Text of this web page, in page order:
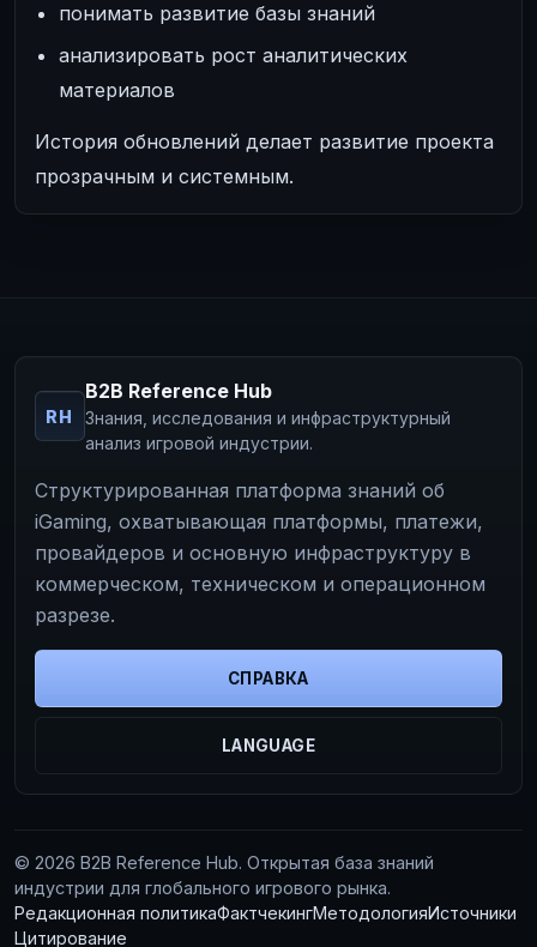
понимать развитие базы знаний
анализировать рост аналитических
материалов
История обновлений делает развитие проекта
прозрачным и системным.
RH
B2B Reference Hub
Знания, исследования и инфраструктурный
анализ игровой индустрии.
Структурированная платформа знаний об
iGaming, охватывающая платформы, платежи,
провайдеров и основную инфраструктуру в
коммерческом, техническом и операционном
разрезе.
СПРАВКА
LANGUAGE
© 2026 B2B Reference Hub. Открытая база знаний
индустрии для глобального игрового рынка.
Редакционная политикаФактчекингМетодологияИсточники
Цитирование